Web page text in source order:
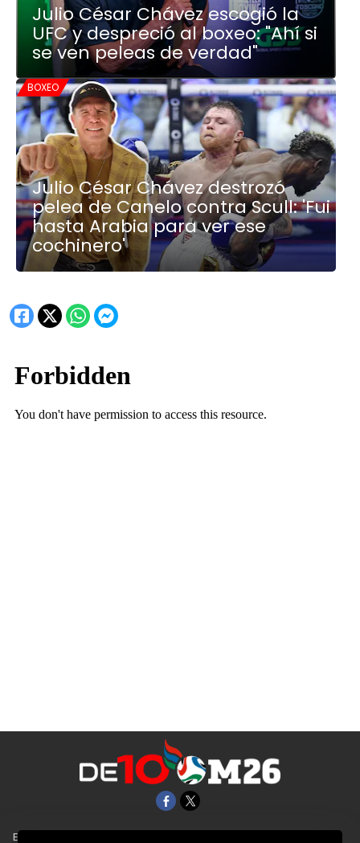
Julio César Chávez escogió la
UFC y despreció al boxeo: "Ahí si
se ven peleas de verdad"
BOXEO
Julio César Chávez destrozó
pelea de Canelo contra Scull: 'Fui
hasta Arabia para ver ese
cochinero'
EL UNIVERSAL